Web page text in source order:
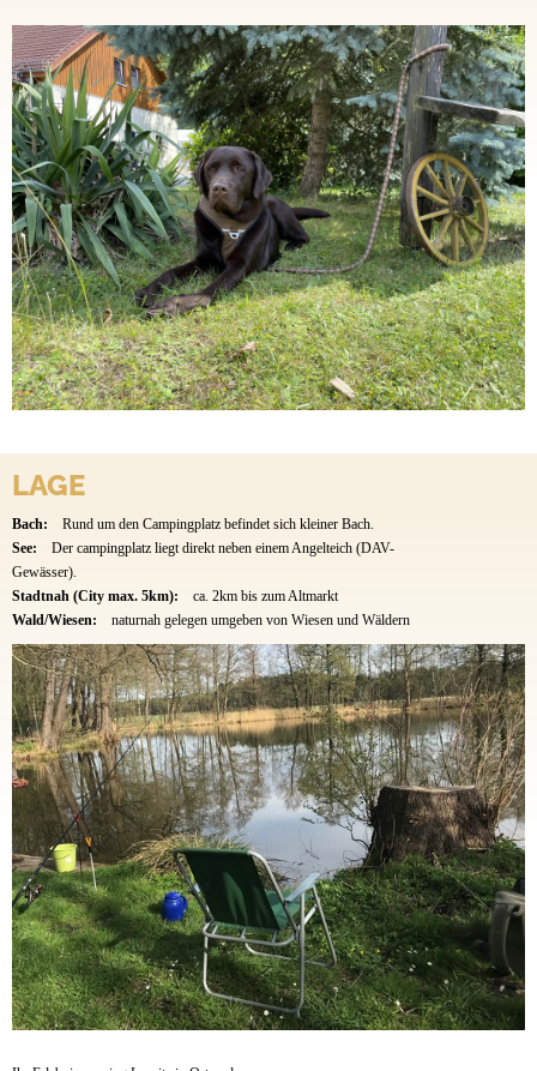
LAGE
Bach:
Rund um den Campingplatz befindet sich kleiner Bach.
See:
Der campingplatz liegt direkt neben einem Angelteich (DAV-
Gewässer).
Stadtnah (City max. 5km):
ca. 2km bis zum Altmarkt
Wald/Wiesen:
naturnah gelegen umgeben von Wiesen und Wäldern